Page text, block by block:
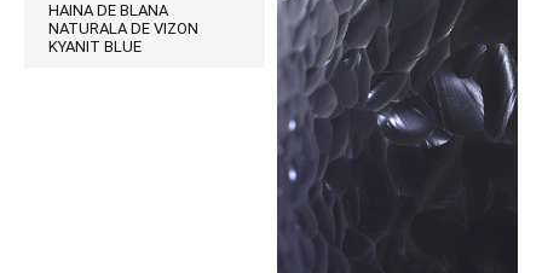
HAINA DE BLANA
NATURALA DE VIZON
KYANIT BLUE